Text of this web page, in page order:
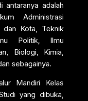
antaranya adalah
Administrasi
dan Kota, Teknik
Politik, Ilmu
Biologi, Kimia,
sebagainya.
Mandiri Kelas
yang dibuka,